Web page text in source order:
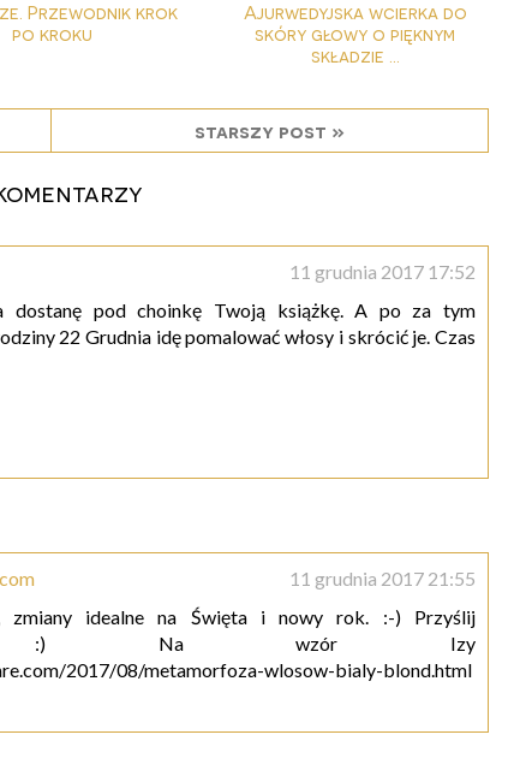
Przewodnik krok
po kroku
Ajurwedyjska wcierka do
skóry głowy o pięknym
składzie ...
starszy post »
11 grudnia 2017 17:52
dostanę pod choinkę Twoją książkę. A po za tym
22 Grudnia idę pomalować włosy i skrócić je. Czas
11 grudnia 2017 21:55
zmiany idealne na Święta i nowy rok. :-) Przyślij
:) Na wzór Izy
2017/08/metamorfoza-wlosow-bialy-blond.html